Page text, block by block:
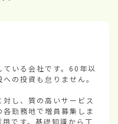
いる会社です。60年以
の投資も怠りません。
し、質の高いサービス
勤務地で増員募集しま
です。基礎知識から丁